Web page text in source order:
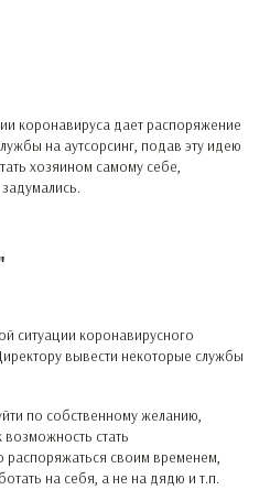
коронавируса дает распоряжение
на аутсорсинг, подав эту идею
хозяином самому себе,
ситуации коронавирусного
вывести некоторые службы
по собственному желанию,
возможность стать
своим временем,
на себя, а не на дядю и т.п.